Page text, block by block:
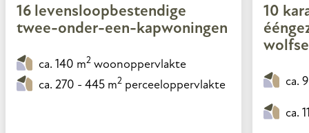
16 levensloopbestendige
twee-onder-een-kapwoningen
ca. 140 m2 woonoppervlakte
ca. 270 - 445 m2 perceeloppervlakte
10
ca.
ca.